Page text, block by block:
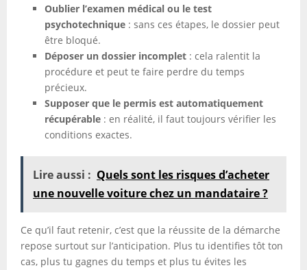
Oublier l’examen médical ou le test
psychotechnique : sans ces étapes, le dossier peut
être bloqué.
Déposer un dossier incomplet : cela ralentit la
procédure et peut te faire perdre du temps
précieux.
Supposer que le permis est automatiquement
récupérable : en réalité, il faut toujours vérifier les
conditions exactes.
Lire aussi : Quels sont les risques d’acheter
une nouvelle voiture chez un mandataire ?
Ce qu’il faut retenir, c’est que la réussite de la démarche
repose surtout sur l’anticipation. Plus tu identifies tôt ton
cas, plus tu gagnes du temps et plus tu évites les